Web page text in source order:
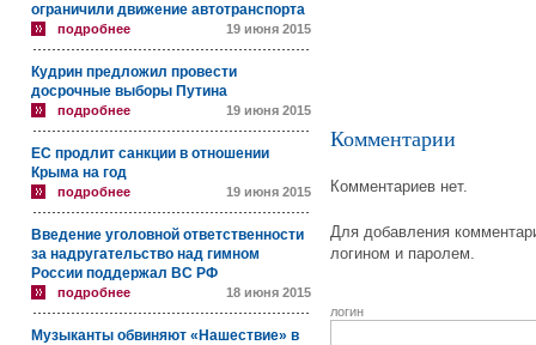
ограничили движение автотранспорта
подробнее 19 июня 2015
Кудрин предложил провести
досрочные выборы Путина
подробнее 19 июня 2015
ЕС продлит санкции в отношении
Крыма на год
подробнее 19 июня 2015
Введение уголовной ответственности
за надругательство над гимном
России поддержал ВС РФ
подробнее 18 июня 2015
Музыканты обвиняют «Нашествие» в
Комментарии
Комментариев нет.
Для добавления
логином и паролем.
логин